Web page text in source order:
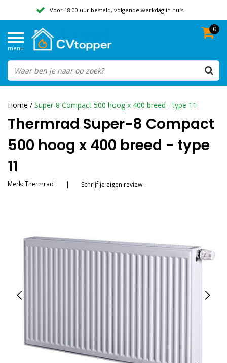
Voor 18:00 uur besteld, volgende werkdag in huis
Beoordeeld met een 9,8
menu
0
Home / Super-8 Compact 500 hoog x 400 breed - type 11
Thermrad Super-8 Compact
500 hoog x 400 breed - type
11
Merk: Thermrad | Schrijf je eigen review